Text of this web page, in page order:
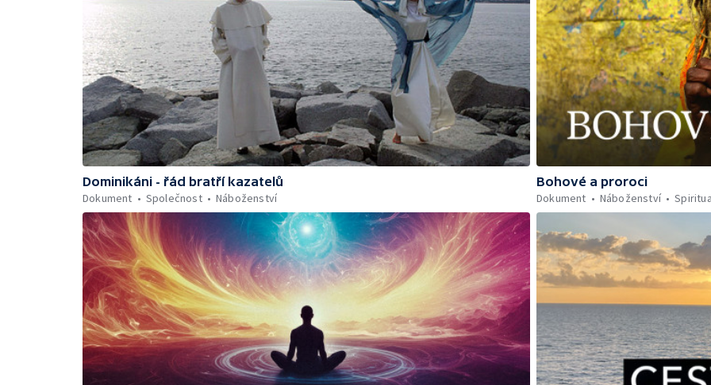
Dominikáni - řád bratří kazatelů
Dokument
Společnost Náboženství
Bohové a proroci
Dokument
Náboženství